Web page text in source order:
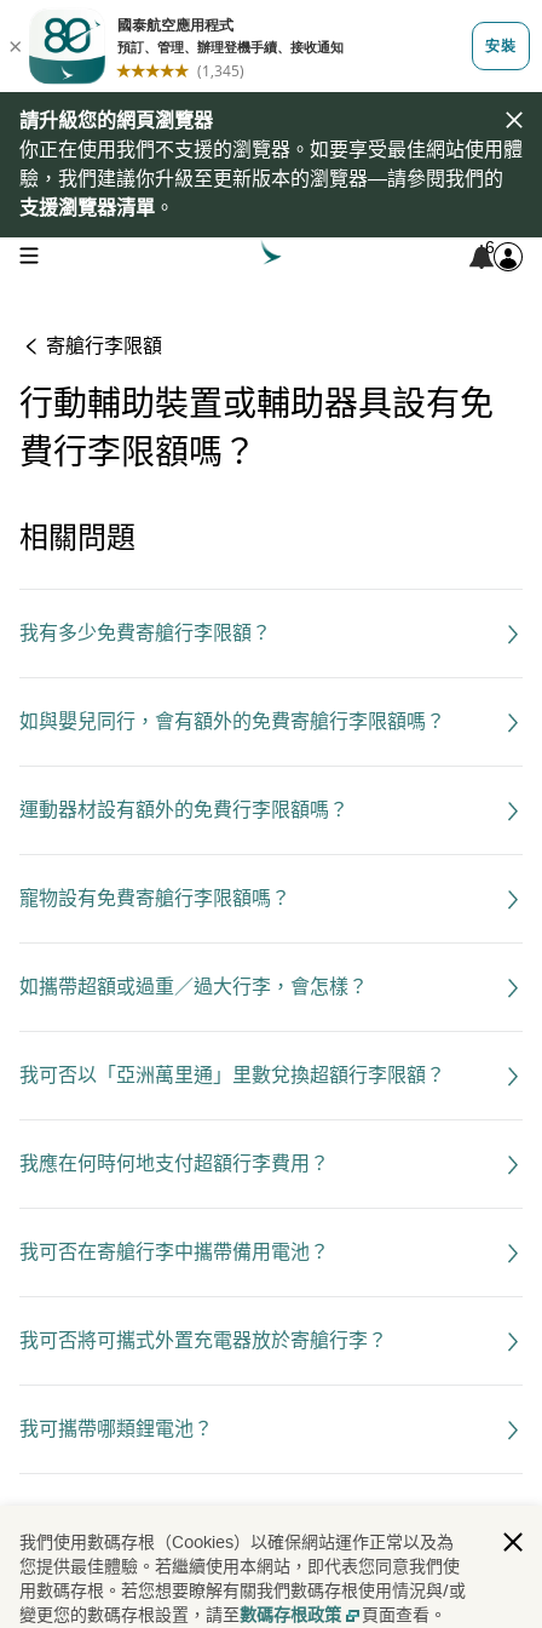
請升級您的網頁瀏覽器
你正在使用我們不支援的瀏覽器。如要享受最佳網站使用體
驗，我們建議你升級至更新版本的瀏覽器—請參閱我們的
支援瀏覽器清單 。
open navigation menu 6
寄艙行李限額
行動輔助裝置或輔助器具設有免
費行李限額嗎？
相關問題
我有多少免費寄艙行李限額？
如與嬰兒同行，會有額外的免費寄艙行李限額嗎？
運動器材設有額外的免費行李限額嗎？
寵物設有免費寄艙行李限額嗎？
如攜帶超額或過重／過大行李，會怎樣？
我可否以「亞洲萬里通」里數兌換超額行李限額？
我應在何時何地支付超額行李費用？
我可否在寄艙行李中攜帶備用電池？
我可否將可攜式外置充電器放於寄艙行李？
我可攜帶哪類鋰電池？
我應如何包裝鋰電池？
我們使用數碼存根（Cookies）以確保網站運作正常以及為
您提供最佳體驗。若繼續使用本網站，即代表您同意我們使
用數碼存根。若您想要瞭解有關我們數碼存根使用情況與/或
變更您的數碼存根設置，請至數碼存根政策 頁面查看。